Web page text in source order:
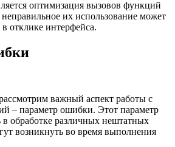
оптимизация вызовов функций
неправильное их использование может
отклике интерфейса.
важный аспект работы с
– параметр ошибки. Этот параметр
обработке различных нештатных
возникнуть во время выполнения